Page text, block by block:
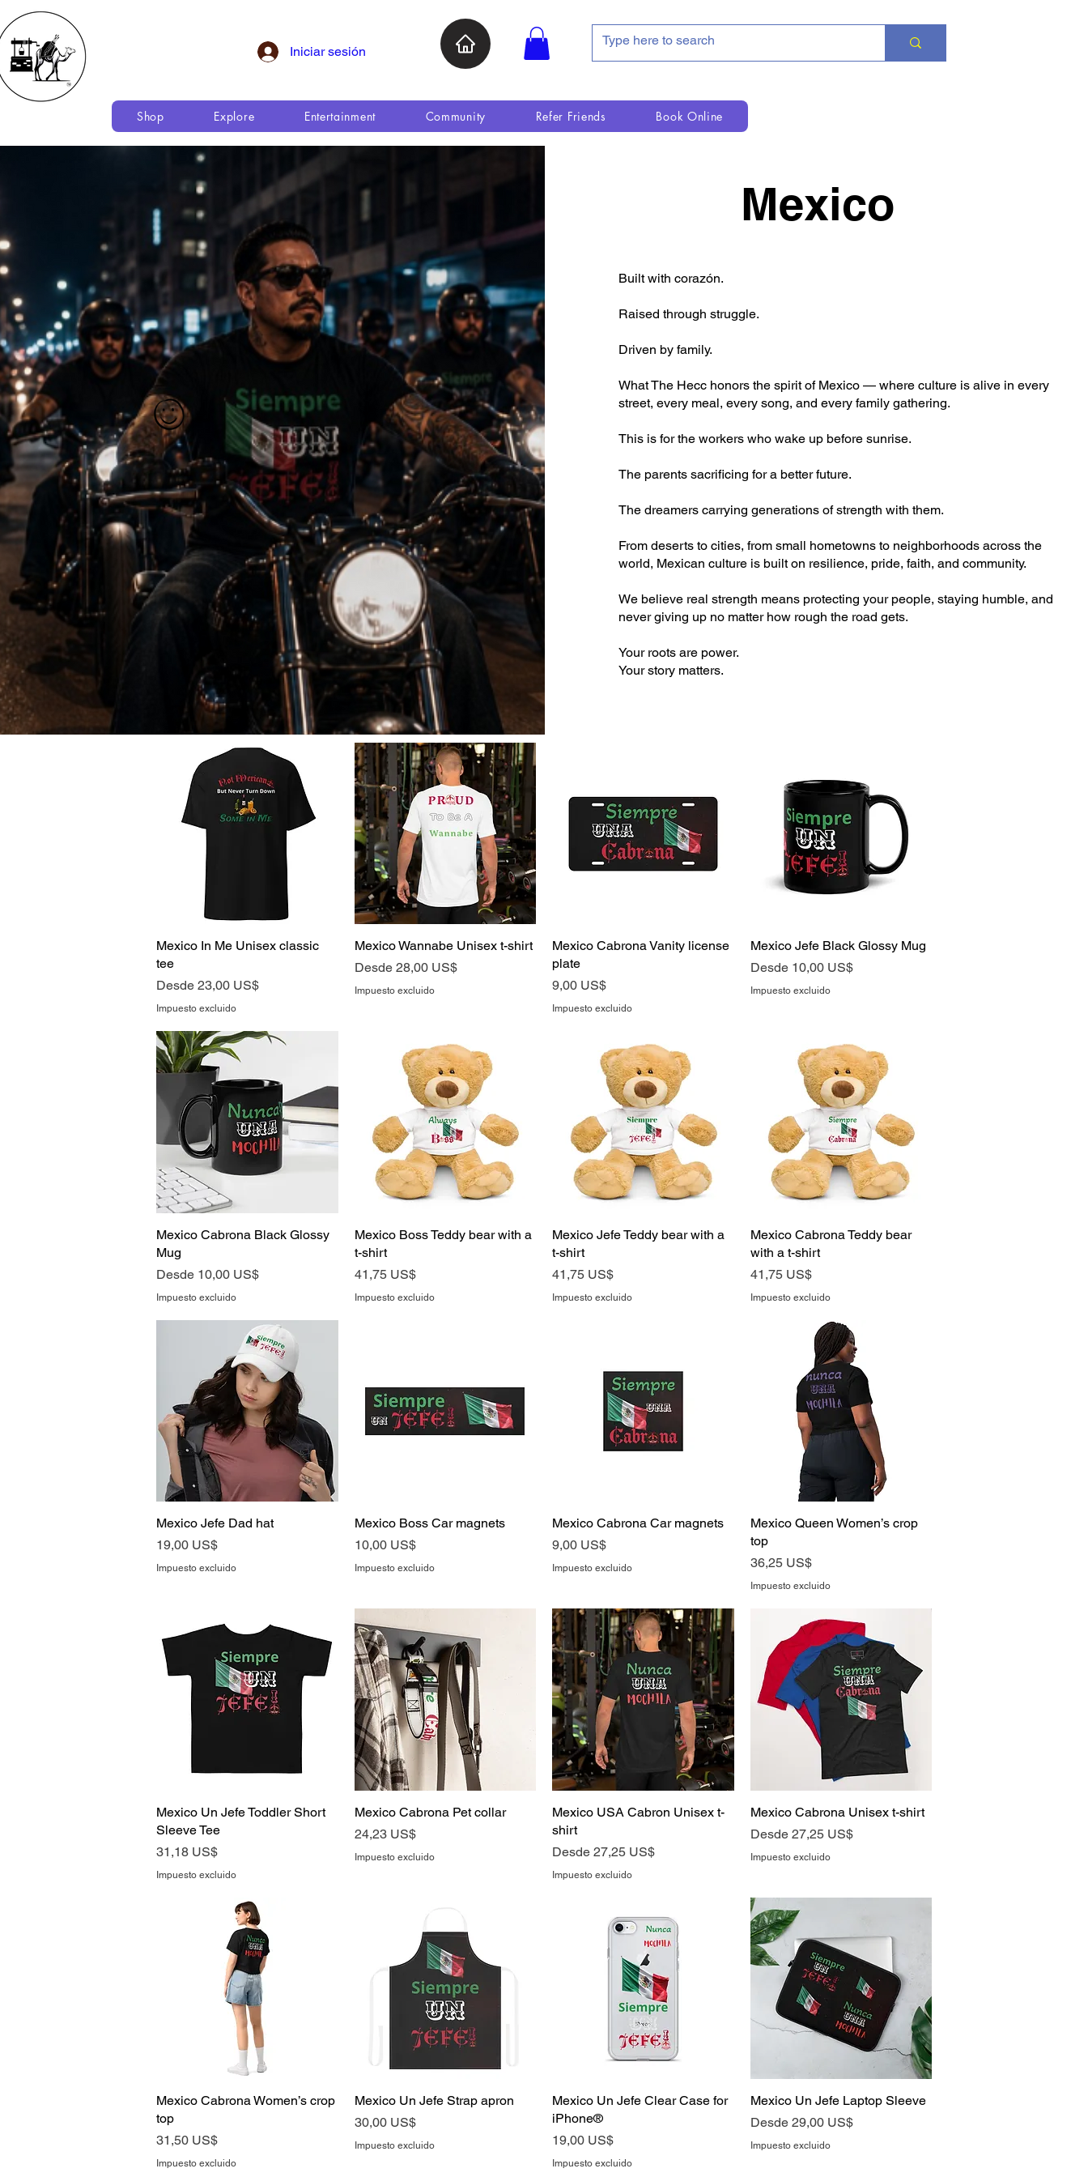
Iniciar sesión
Shop Explore Entertainment Community Refer Friends Book Online
Mexico
Built with corazón.
Raised through struggle.
Driven by family.
What The Hecc honors the spirit of Mexico — where culture is alive in every
street, every meal, every song, and every family gathering.
This is for the workers who wake up before sunrise.
The parents sacrificing for a better future.
The dreamers carrying generations of strength with them.
From deserts to cities, from small hometowns to neighborhoods across the
world, Mexican culture is built on resilience, pride, faith, and community.
We believe real strength means protecting your people, staying humble, and
never giving up no matter how rough the road gets.
Your roots are power.
Your story matters.
Vista rápida
Mexico In Me Unisex classic
tee
Desde 23,00 US$
Precio de oferta
Impuesto excluido
Vista rápida
Mexico Wannabe Unisex t-shirt
Desde 28,00 US$
Precio de oferta
Impuesto excluido
Vista rápida
Mexico Cabrona Vanity license
plate
Precio
9,00 US$
Impuesto excluido
Vista rápida
Mexico Jefe Black Glossy Mug
Desde 10,00 US$
Precio de oferta
Impuesto excluido
Vista rápida
Mexico Cabrona Black Glossy
Mug
Desde 10,00 US$
Precio de oferta
Impuesto excluido
Vista rápida
Mexico Boss Teddy bear with a
t-shirt
Precio
41,75 US$
Impuesto excluido
Vista rápida
Mexico Jefe Teddy bear with a
t-shirt
Precio
41,75 US$
Impuesto excluido
Vista rápida
Mexico Cabrona Teddy bear
with a t-shirt
Precio
41,75 US$
Impuesto excluido
Vista rápida
Mexico Jefe Dad hat
Precio
19,00 US$
Impuesto excluido
Vista rápida
Mexico Boss Car magnets
Precio
10,00 US$
Impuesto excluido
Vista rápida
Mexico Cabrona Car magnets
Precio
9,00 US$
Impuesto excluido
Vista rápida
Mexico Queen Women’s crop
top
Precio
36,25 US$
Impuesto excluido
Vista rápida
Mexico Un Jefe Toddler Short
Sleeve Tee
Precio
31,18 US$
Impuesto excluido
Vista rápida
Mexico Cabrona Pet collar
Precio
24,23 US$
Impuesto excluido
Vista rápida
Mexico USA Cabron Unisex t-
shirt
Desde 27,25 US$
Precio de oferta
Impuesto excluido
Vista rápida
Mexico Cabrona Unisex t-shirt
Desde 27,25 US$
Precio de oferta
Impuesto excluido
Vista rápida
Mexico Cabrona Women’s crop
top
Precio
31,50 US$
Impuesto excluido
Vista rápida
Mexico Un Jefe Strap apron
Precio
30,00 US$
Impuesto excluido
Vista rápida
Mexico Un Jefe Clear Case for
iPhone®
Precio
19,00 US$
Impuesto excluido
Vista rápida
Mexico Un Jefe Laptop Sleeve
Desde 29,00 US$
Precio de oferta
Impuesto excluido